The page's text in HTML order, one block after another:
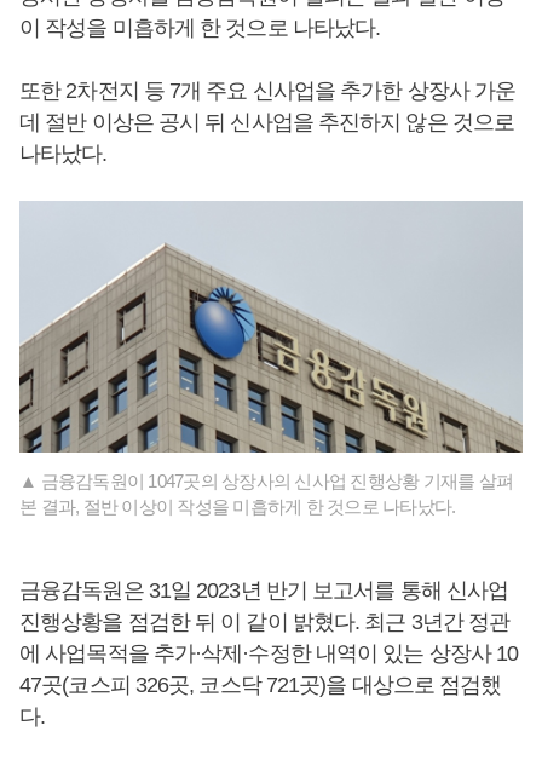
이 작성을 미흡하게 한 것으로 나타났다.
또한 2차전지 등 7개 주요 신사업을 추가한 상장사 가운
데 절반 이상은 공시 뒤 신사업을 추진하지 않은 것으로
나타났다.
▲ 금융감독원이 1047곳의 상장사의 신사업 진행상황 기재를 살펴
본 결과, 절반 이상이 작성을 미흡하게 한 것으로 나타났다.
금융감독원은 31일 2023년 반기 보고서를 통해 신사업
진행상황을 점검한 뒤 이 같이 밝혔다. 최근 3년간 정관
에 사업목적을 추가·삭제·수정한 내역이 있는 상장사 10
47곳(코스피 326곳, 코스닥 721곳)을 대상으로 점검했
다.